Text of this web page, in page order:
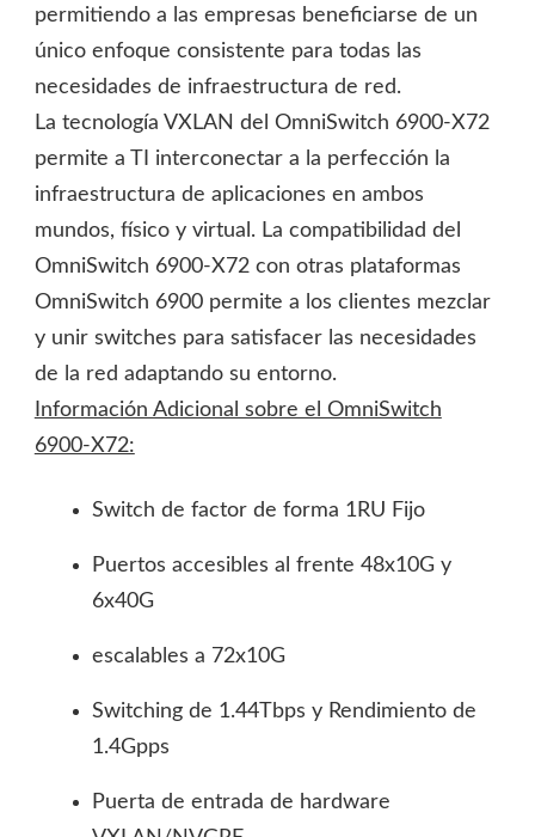
permitiendo a las empresas beneficiarse de un
único enfoque consistente para todas las
necesidades de infraestructura de red.
La tecnología VXLAN del OmniSwitch 6900-X72
permite a TI interconectar a la perfección la
infraestructura de aplicaciones en ambos
mundos, físico y virtual. La compatibilidad del
OmniSwitch 6900-X72 con otras plataformas
OmniSwitch 6900 permite a los clientes mezclar
y unir switches para satisfacer las necesidades
de la red adaptando su entorno.
Información Adicional sobre el OmniSwitch
6900-X72:
Switch de factor de forma 1RU Fijo
Puertos accesibles al frente 48x10G y
6x40G
escalables a 72x10G
Switching de 1.44Tbps y Rendimiento de
1.4Gpps
Puerta de entrada de hardware